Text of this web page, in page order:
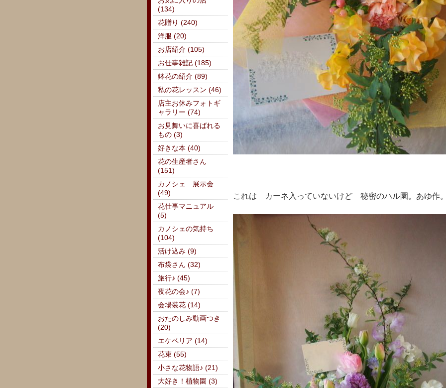
これは カーネ入っていないけど 秘密のハル園。あゆ作
(134)
花贈り (240)
洋服 (20)
お店紹介 (105)
お仕事雑記 (185)
鉢花の紹介 (89)
私の花レッスン (46)
店主お休みフォトギ
ャラリー (74)
お見舞いに喜ばれる
もの (3)
好きな本 (40)
花の生産者さん
(151)
カノシェ 展示会
(49)
花仕事マニュアル
(5)
カノシェの気持ち
(104)
活け込み (9)
布袋さん (32)
旅行♪ (45)
夜花の会♪ (7)
会場装花 (14)
おたのしみ動画つき
(20)
エケベリア (14)
花束 (55)
小さな花物語♪ (21)
大好き！植物園 (3)